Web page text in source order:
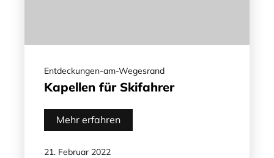
Entdeckungen-am-Wegesrand
Kapellen für Skifahrer
Mehr erfahren
21. Februar 2022